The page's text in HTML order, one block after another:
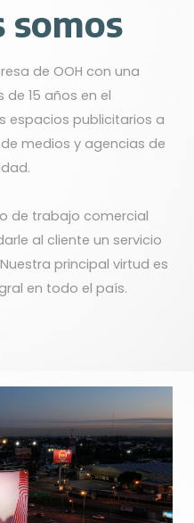
somos
de OOH con una
15 años en el
espacios publicitarios a
medios y agencias de
de trabajo comercial
al cliente un servicio
principal virtud es
en todo el país.